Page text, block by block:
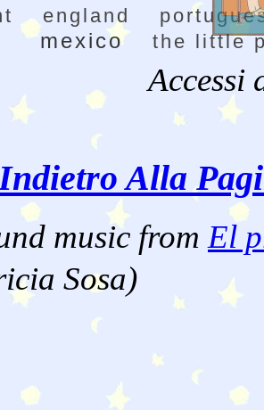
england
mexico the little
Accessi
Alla
music from El
Sosa)